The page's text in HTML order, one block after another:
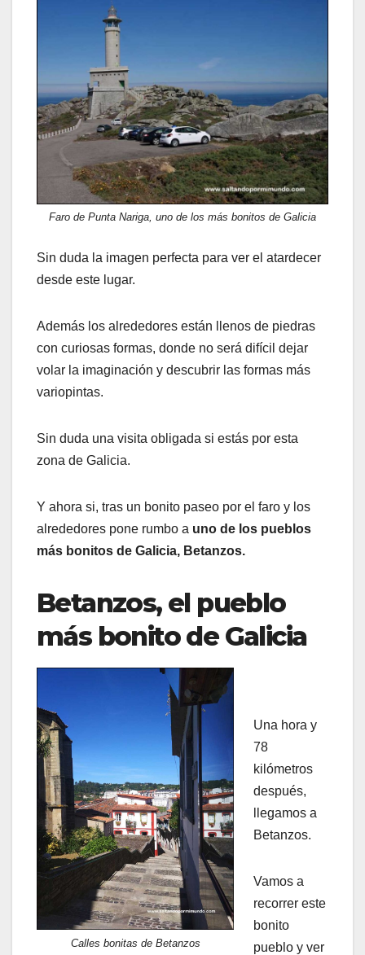
Faro de Punta Nariga, uno de los más bonitos de Galicia
Sin duda la imagen perfecta para ver el atardecer
desde este lugar.
Además los alrededores están llenos de piedras
con curiosas formas, donde no será difícil dejar
volar la imaginación y descubrir las formas más
variopintas.
Sin duda una visita obligada si estás por esta
zona de Galicia.
Y ahora si, tras un bonito paseo por el faro y los
alrededores pone rumbo a uno de los pueblos
más bonitos de Galicia, Betanzos.
Betanzos, el pueblo
más bonito de Galicia
Calles bonitas de Betanzos
Una hora y
78
kilómetros
después,
llegamos a
Betanzos.
Vamos a
recorrer este
bonito
pueblo y ver